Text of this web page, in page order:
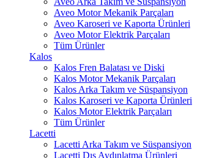
Aveo Motor Mekanik Parçaları
Aveo Karoseri ve Kaporta Ürünleri
Aveo Motor Elektrik Parçaları
Tüm Ürünler
Kalos
Kalos Fren Balatası ve Diski
Kalos Motor Mekanik Parçaları
Kalos Arka Takım ve Süspansiyon
Kalos Karoseri ve Kaporta Ürünleri
Kalos Motor Elektrik Parçaları
Tüm Ürünler
Lacetti
Lacetti Arka Takım ve Süspansiyon
Lacetti Dış Aydınlatma Ürünleri